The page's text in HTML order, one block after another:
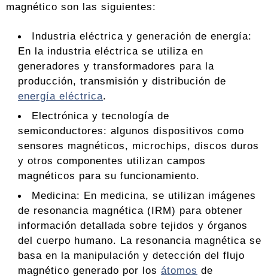
magnético son las siguientes:
Industria eléctrica y generación de energía:
En la industria eléctrica se utiliza en
generadores y transformadores para la
producción, transmisión y distribución de
energía eléctrica.
Electrónica y tecnología de
semiconductores: algunos dispositivos como
sensores magnéticos, microchips, discos duros
y otros componentes utilizan campos
magnéticos para su funcionamiento.
Medicina: En medicina, se utilizan imágenes
de resonancia magnética (IRM) para obtener
información detallada sobre tejidos y órganos
del cuerpo humano. La resonancia magnética se
basa en la manipulación y detección del flujo
magnético generado por los átomos de